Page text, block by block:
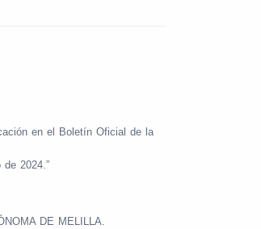
en el Boletín Oficial de la
2024.”
DE MELILLA.